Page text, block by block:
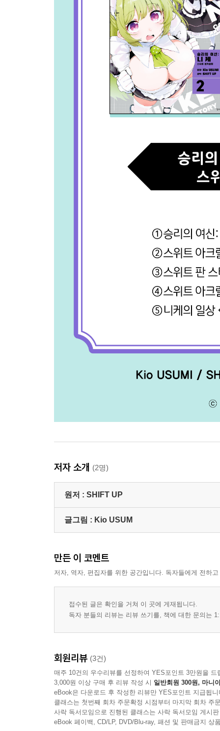
저자 소개 (2명)
원저 : SHIFT UP
글그림 : Kio USUM
만든 이 코멘트
저자, 역자, 편집자를 위한 공간입니다. 독자들에게 전하
접수된 글은 확인을 거쳐 이 곳에 게재됩니다.
독자 분들의 리뷰는 리뷰 쓰기를, 책에 대한 문의는
회원리뷰 (3건)
매주 10건의 우수리뷰를 선정하여 YES포인트 3만원을 드
3,000원 이상 구매 후 리뷰 작성 시 일반회원 300원, 마니
eBook은 다운로드 후 작성한 리뷰만 YES포인트 지급됩니
클래스는 첫번째 회차 주문확정 시점부터 마지막 회차 주
사락 독서모임으로 진행된 클래스는 사락 독서모임 게시
eBook 페이백, CD/LP, DVD/Blu-ray, 패션 및 판매금지 상